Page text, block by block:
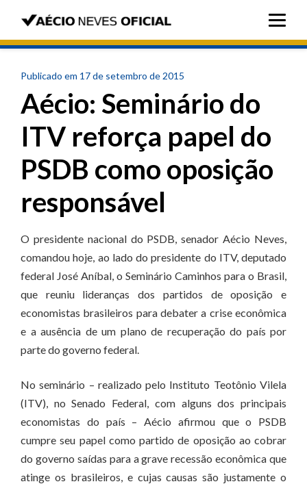
Publicado em 17 de setembro de 2015
Aécio: Seminário do
ITV reforça papel do
PSDB como oposição
responsável
O presidente nacional do PSDB, senador Aécio Neves,
comandou hoje, ao lado do presidente do ITV, deputado
federal José Aníbal, o Seminário Caminhos para o Brasil,
que reuniu lideranças dos partidos de oposição e
economistas brasileiros para debater a crise econômica
e a ausência de um plano de recuperação do país por
parte do governo federal.
No seminário – realizado pelo Instituto Teotônio Vilela
(ITV), no Senado Federal, com alguns dos principais
economistas do país – Aécio afirmou que o PSDB
cumpre seu papel como partido de oposição ao cobrar
do governo saídas para a grave recessão econômica que
atinge os brasileiros, e cujas causas são justamente o